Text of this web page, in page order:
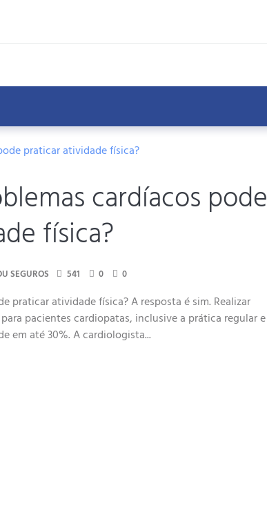
cardíacos pode
física?
SEGUROS 541 0 0
praticar atividade física? A resposta é sim. Realizar
pacientes cardiopatas, inclusive a prática regular e
em até 30%. A cardiologista...